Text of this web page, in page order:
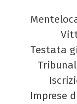
Testata
Imprese